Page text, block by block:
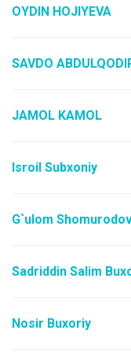
OYDIN HOJIYEVA
SAVDO
JAMOL KAMOL
Isroil Subxoniy
G`ulom
Sadriddin Salim
Nosir Buxoriy